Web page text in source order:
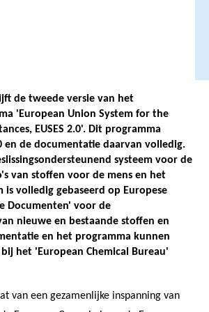
de tweede versie van het
'European Union System for the
EUSES 2.0'. Dit programma
en de documentatie daarvan volledig.
systeem voor de
van stoffen voor de mens en het
is volledig gebaseerd op Europese
Documenten' voor de
nieuwe en bestaande stoffen en
en het programma kunnen
het 'European Chemical Bureau'
van een gezamenlijke inspanning van